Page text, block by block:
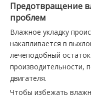
Предотвращение
проблем
Влажное укладку
накапливается в
лечеподобный
производительности,
двигателя.
Чтобы избежать